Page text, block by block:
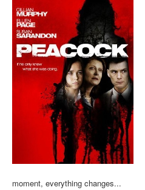
moment, everything changes...